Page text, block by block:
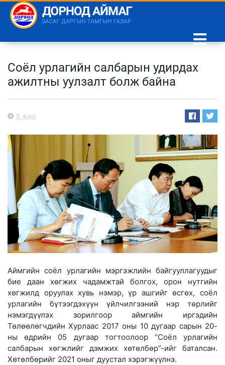
Соёл урлагийн салбарын удирдах
ажилтны уулзалт болж байна
5 жил
Аймгийн соёл урлагийн мэргэжлийн байгууллагуудыг
бие даан хөгжих чадамжтай болгох, орон нутгийн
хөгжилд оруулах хувь нэмэр, үр ашгийг өсгөх, соёл
урлагийн бүтээгдэхүүн үйлчилгээний нэр төрлийг
нэмэгдүүлэх зорилгоор аймгийн иргэдийн
Төлөөлөгчдийн Хурлаас 2017 оны 10 дугаар сарын 20-
ны өдрийн 05 дугаар тогтоолоор “Соёл урлагийн
салбарын хөгжлийг дэмжих хөтөлбөр”-ийг баталсан.
Хөтөлбөрийг 2021 оныг дуустал хэрэгжүүлнэ.